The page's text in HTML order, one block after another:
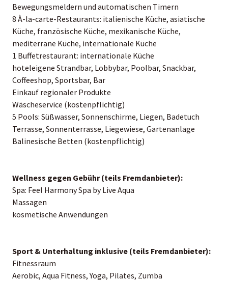
Bewegungsmeldern und automatischen Timern
8 À-la-carte-Restaurants: italienische Küche, asiatische
Küche, französische Küche, mexikanische Küche,
mediterrane Küche, internationale Küche
1 Buffetrestaurant: internationale Küche
hoteleigene Strandbar, Lobbybar, Poolbar, Snackbar,
Coffeeshop, Sportsbar, Bar
Einkauf regionaler Produkte
Wäscheservice (kostenpflichtig)
5 Pools: Süßwasser, Sonnenschirme, Liegen, Badetuch
Terrasse, Sonnenterrasse, Liegewiese, Gartenanlage
Balinesische Betten (kostenpflichtig)
Wellness gegen Gebühr (teils Fremdanbieter):
Spa: Feel Harmony Spa by Live Aqua
Massagen
kosmetische Anwendungen
Sport & Unterhaltung inklusive (teils Fremdanbieter):
Fitnessraum
Aerobic, Aqua Fitness, Yoga, Pilates, Zumba